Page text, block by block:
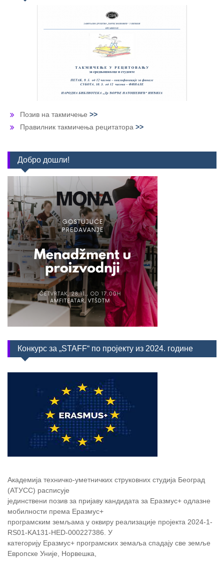
Позив на такмичење >>
Правилник такмичења рецитатора >>
Добро дошли!
Конкурс за „STAFF“ по пројекту из 2024. године
Академија техничко-уметничких струковних студија Београд
(АТУСС) расписује
јединствени позив за пријаву кандидата за Еразмус+ одлазне
мобилности према Еразмус+
програмским земљама у оквиру реализације пројекта 2024-1-
RS01-KA131-HED-000227386. У
категорију Еразмус+ програмских земаља спадају све земље
Европске Уније, Норвешка,